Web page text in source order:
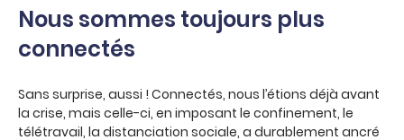
Nous sommes toujours plus
connectés
Sans surprise, aussi ! Connectés, nous l’étions déjà avant
la crise, mais celle-ci, en imposant le confinement, le
télétravail, la distanciation sociale, a durablement ancré